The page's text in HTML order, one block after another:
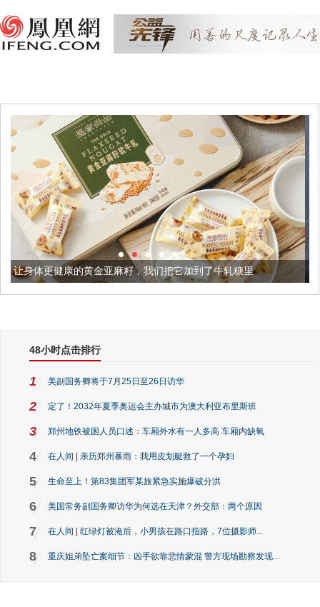
亚麻籽，我们把它加到了牛轧糖里 被列入佛家七宝的它到
48小时点击排行
1 美副国务卿将于7月25日至26日访华
2 定了！2032年夏季奥运会主办城市为澳大利亚布里斯班
3 郑州地铁被困人员口述：车厢外水有一人多高 车厢内缺氧
4 在人间 | 亲历郑州暴雨：我用皮划艇救了一个孕妇
5 生命至上！第83集团军某旅紧急实施爆破分洪
6 美国常务副国务卿访华为何选在天津？外交部：两个原因
7 在人间 | 红绿灯被淹后，小男孩在路口指路，7位摄影师...
8 重庆姐弟坠亡案细节：凶手欲靠悲情蒙混 警方现场勘察发现...